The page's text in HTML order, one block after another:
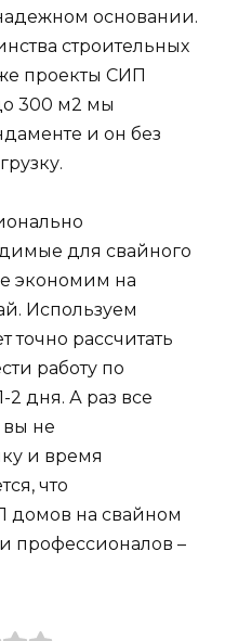
основании.
строительных
проекты СИП
300 м2 мы
и он без
для свайного
экономим на
Используем
точно рассчитать
работу по
2 дня. А раз все
вы не
и время
что
домов на свайном
профессионалов –